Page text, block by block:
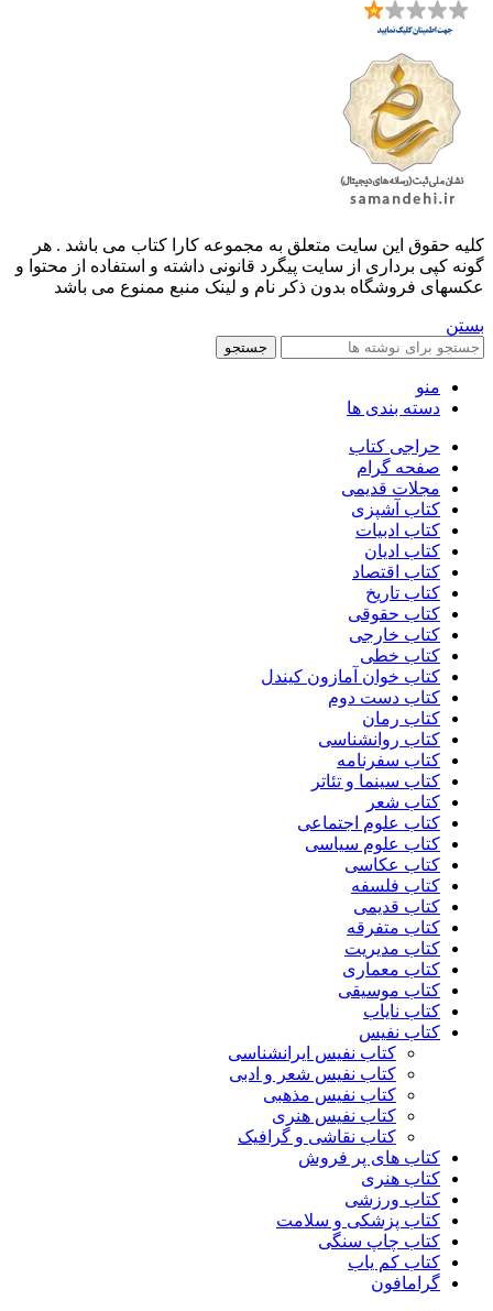
کليه حقوق اين سايت متعلق به مجموعه کارا کتاب می باشد . هر
گونه کپی برداری از سایت پیگرد قانونی داشته و استفاده از محتوا و
عکسهای فروشگاه بدون ذکر نام و لینک منبع ممنوع می باشد
بستن
جستجو
منو
دسته بندی ها
حراجی کتاب
صفحه گرام
مجلات قدیمی
کتاب آشپزی
کتاب ادبیات
کتاب ادیان
کتاب اقتصاد
کتاب تاریخ
کتاب حقوقی
کتاب خارجی
کتاب خطی
کتاب خوان آمازون کیندل
کتاب دست دوم
کتاب رمان
کتاب روانشناسی
کتاب سفرنامه
کتاب سینما و تئاتر
کتاب شعر
کتاب علوم اجتماعی
کتاب علوم سیاسی
کتاب عکاسی
کتاب فلسفه
کتاب قدیمی
کتاب متفرقه
کتاب مدیریت
کتاب معماری
کتاب موسیقی
کتاب نایاب
کتاب نفیس
کتاب نفیس ایرانشناسی
کتاب نفیس شعر و ادبی
کتاب نفیس مذهبی
کتاب نفیس هنری
کتاب نقاشی و گرافیک
کتاب های پر فروش
کتاب هنری
کتاب ورزشی
کتاب پزشکی و سلامت
کتاب چاپ سنگی
کتاب کم یاب
گرامافون